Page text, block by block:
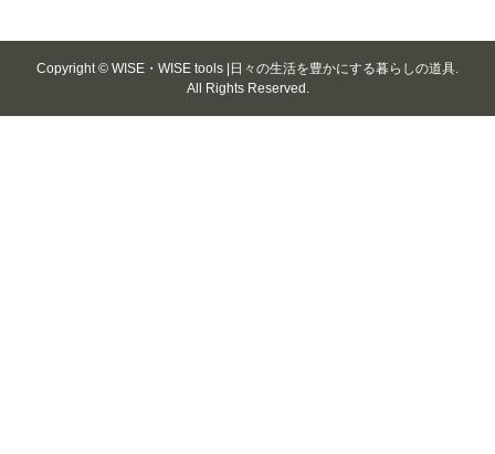
Copyright © WISE・WISE tools |日々の生活を豊かにする暮らしの道具.
All Rights Reserved.